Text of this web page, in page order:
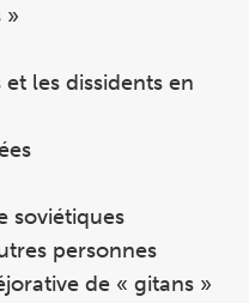
»
les dissidents en
soviétiques
personnes
de « gitans »